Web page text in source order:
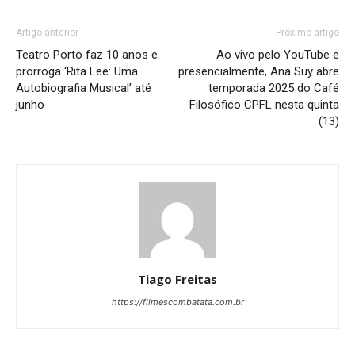
Artigo anterior
Teatro Porto faz 10 anos e
prorroga ‘Rita Lee: Uma
Autobiografia Musical’ até
junho
Próximo artigo
Ao vivo pelo YouTube e
presencialmente, Ana Suy abre
temporada 2025 do Café
Filosófico CPFL nesta quinta
(13)
Tiago Freitas
https://filmescombatata.com.br